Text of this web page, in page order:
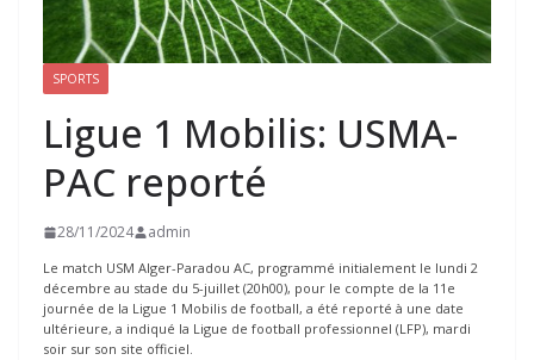
SPORTS
Ligue 1 Mobilis: USMA-
PAC reporté
28/11/2024 admin
Le match USM Alger-Paradou AC, programmé initialement le lundi 2
décembre au stade du 5-juillet (20h00), pour le compte de la 11e
journée de la Ligue 1 Mobilis de football, a été reporté à une date
ultérieure, a indiqué la Ligue de football professionnel (LFP), mardi
soir sur son site officiel.